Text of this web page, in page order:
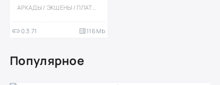
АРКАДЫ / ЭКШЕНЫ / ПЛАТФОРМЕРЫ / КАЗУАЛЬНЫЕ / ОДНОПОЛЬЗОВАТЕЛЬСКИЕ / СТИЛИЗАЦИЯ / ОФЛАЙН / МОД / ВСТРОЕННЫЙ КЕШ / ВЕСЁЛАЯ / РАННЕРЫ
0.3.71 116 Mb
Популярное